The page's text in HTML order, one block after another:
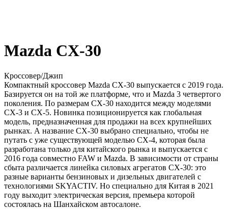
Mazda CX-30
Кроссовер/Джип
Компактный кроссовер Mazda CX-30 выпускается с 2019 года.
Базируется он на той же платформе, что и Mazda 3 четвертого
поколения. По размерам CX-30 находится между моделями
CX-3 и CX-5. Новинка позиционируется как глобальная
модель, предназначенная для продажи на всех крупнейших
рынках. А название CX-30 выбрано специально, чтобы не
путать с уже существующей моделью СХ-4, которая была
разработана только для китайского рынка и выпускается с
2016 года совместно FAW и Mazda. В зависимости от страны
сбыта различается линейка силовых агрегатов CX-30: это
разные варианты бензиновых и дизельных двигателей с
технологиями SKYACTIV. Но специально для Китая в 2021
году выходит электрическая версия, премьера которой
состоялась на Шанхайском автосалоне.